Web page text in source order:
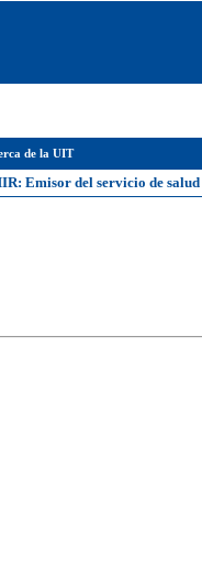
de la UIT
Emisor del servicio de